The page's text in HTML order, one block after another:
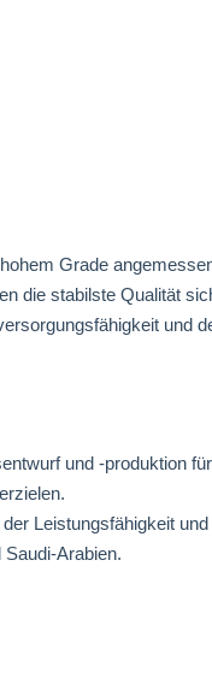
Grade
die stabilste Qualität
und
und -produktion
Leistungsfähigkeit
Arabien.